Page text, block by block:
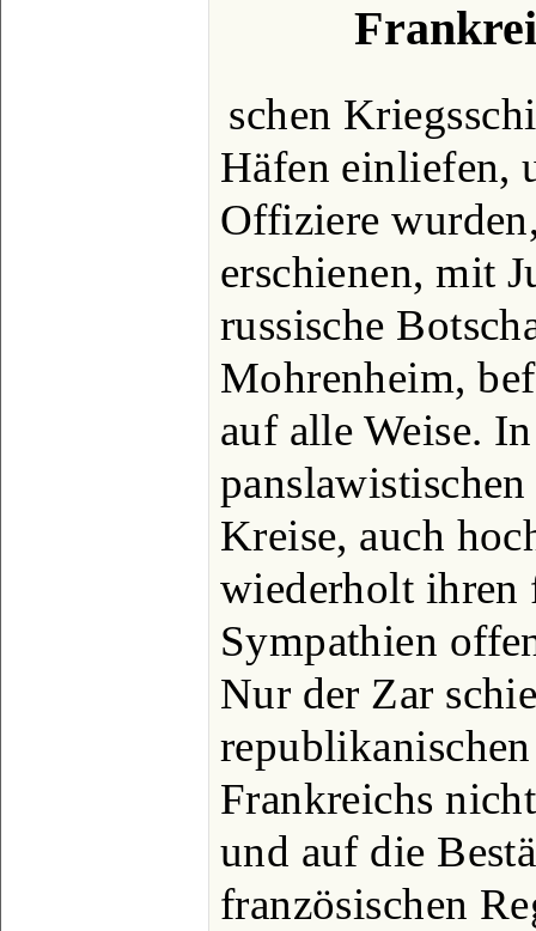
schen
Häfen einliefen,
Offiziere
erschienen, mit
russische
Mohrenheim,
auf alle Weise.
Kreise, auch
wiederholt ihren
Sympathien
Nur der Zar
Frankreichs
und auf die
französischen